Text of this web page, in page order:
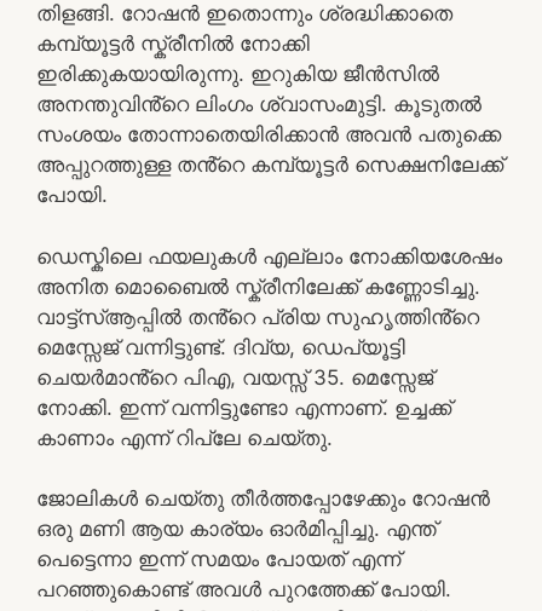
തിളങ്ങി. റോഷൻ ഇതൊന്നും ശ്രദ്ധിക്കാതെ
കമ്പ്യൂട്ടർ സ്ക്രീനിൽ നോക്കി
ഇരിക്കുകയായിരുന്നു. ഇറുകിയ ജീൻസിൽ
അനന്തുവിൻ്റെ ലിംഗം ശ്വാസംമുട്ടി. കൂടുതൽ
സംശയം തോന്നാതെയിരിക്കാൻ അവൻ പതുക്കെ
അപ്പുറത്തുള്ള തൻ്റെ കമ്പ്യൂട്ടർ സെക്ഷനിലേക്ക്
പോയി.
ഡെസ്കിലെ ഫയലുകൾ എല്ലാം നോക്കിയശേഷം
അനിത മൊബൈൽ സ്ക്രീനിലേക്ക് കണ്ണോടിച്ചു.
വാട്ട്സ്ആപ്പിൽ തൻ്റെ പ്രിയ സുഹൃത്തിൻ്റെ
മെസ്സേജ് വന്നിട്ടുണ്ട്. ദിവ്യ, ഡെപ്യൂട്ടി
ചെയർമാൻ്റെ പിഎ, വയസ്സ് 35. മെസ്സേജ്
നോക്കി. ഇന്ന് വന്നിട്ടുണ്ടോ എന്നാണ്. ഉച്ചക്ക്
കാണാം എന്ന് റിപ്ലേ ചെയ്തു.
ജോലികൾ ചെയ്തു തീർത്തപ്പോഴേക്കും റോഷൻ
ഒരു മണി ആയ കാര്യം ഓർമിപ്പിച്ചു. എന്ത്
പെട്ടെന്നാ ഇന്ന് സമയം പോയത് എന്ന്
പറഞ്ഞുകൊണ്ട് അവൾ പുറത്തേക്ക് പോയി.